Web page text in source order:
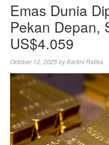
Emas Dunia
Pekan Depan,
US$4.059
October 12, 2025byKartini Ratika